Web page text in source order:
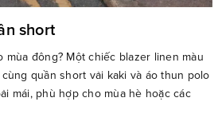
short
mùa đông? Một chiếc blazer linen màu
quần short vải kaki và áo thun polo
mái, phù hợp cho mùa hè hoặc các